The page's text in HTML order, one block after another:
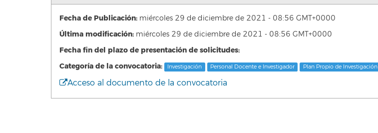
Fecha de Publicación: miércoles 29 de diciembre de 2021 - 08:56 GMT+0000
Última modificación: miércoles 29 de diciembre de 2021 - 08:56 GMT+0000
Fecha fin del plazo de presentación de solicitudes:
Categoría de la convocatoria:
Investigación Personal Docente e Investigador Plan Propio de Investigación
Acceso al documento de la convocatoria